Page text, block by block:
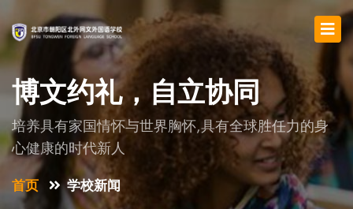
博文约礼，自立协同
培养具有家国情怀与世界胸怀,具有全球胜任力的身
心健康的时代新人
首页 学校新闻